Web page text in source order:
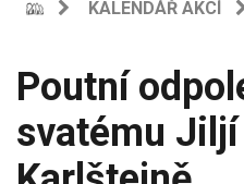
KALENDÁŘ AKCÍ
Poutní
svatému Jiljí